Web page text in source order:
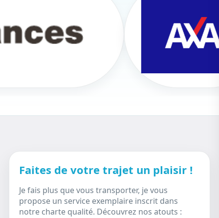
Faites de votre trajet un plaisir !
Je fais plus que vous transporter, je vous
propose un service exemplaire inscrit dans
notre charte qualité. Découvrez nos atouts :